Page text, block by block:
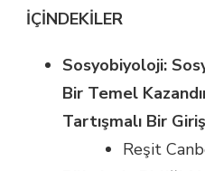
İÇİNDEKİLER
Sosyobiyoloji:
Bir Temel
Tartışmalı Bir
Reşit